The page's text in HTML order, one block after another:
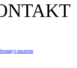
muzeum